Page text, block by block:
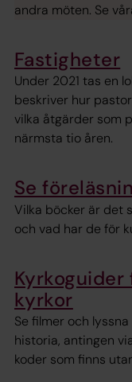
andra möten. Se
Fastigheter
Under 2021 tas en
beskriver hur
vilka åtgärder som
närmsta tio åren.
Se
Vilka böcker är det
och vad har de för
kyrkor
Se filmer och
historia, antingen
koder som finns